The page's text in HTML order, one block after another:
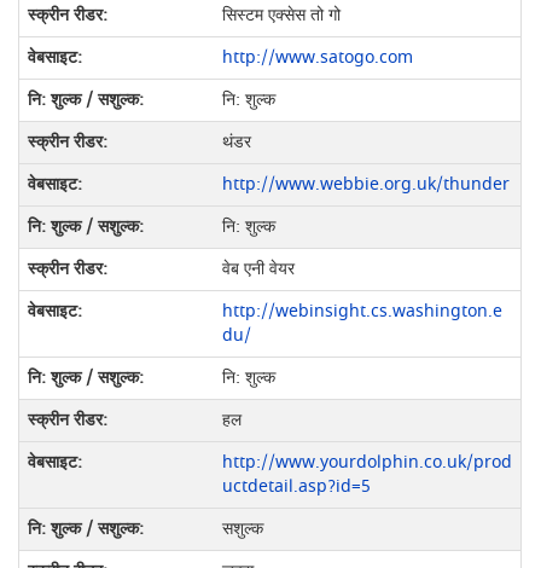
सिस्टम एक्सेस तो गो
http://www.satogo.com
नि: शुल्क
थंडर
http://www.webbie.org.uk/thunder
नि: शुल्क
वेब एनी वेयर
http://webinsight.cs.washington.e
du/
नि: शुल्क
हल
http://www.yourdolphin.co.uk/prod
uctdetail.asp?id=5
सशुल्क